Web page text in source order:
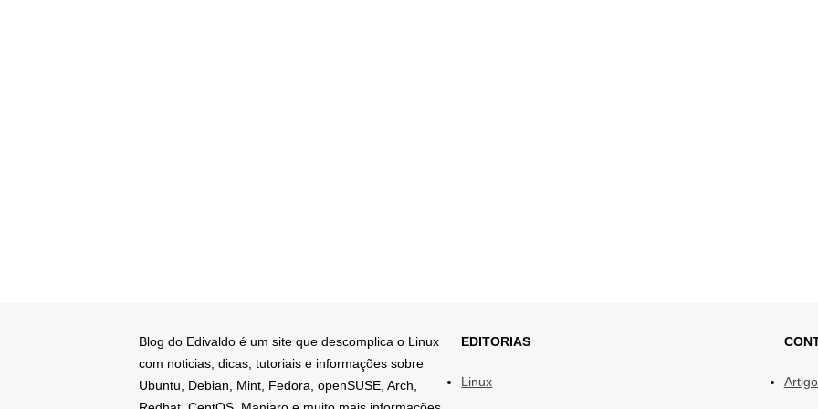
Blog do Edivaldo é um site que descomplica o Linux
com noticias, dicas, tutoriais e informações sobre
Ubuntu, Debian, Mint, Fedora, openSUSE, Arch,
EDITORIAS
Linux